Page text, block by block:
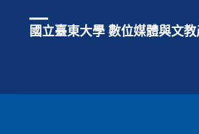
國立臺東大學 數位媒體與文